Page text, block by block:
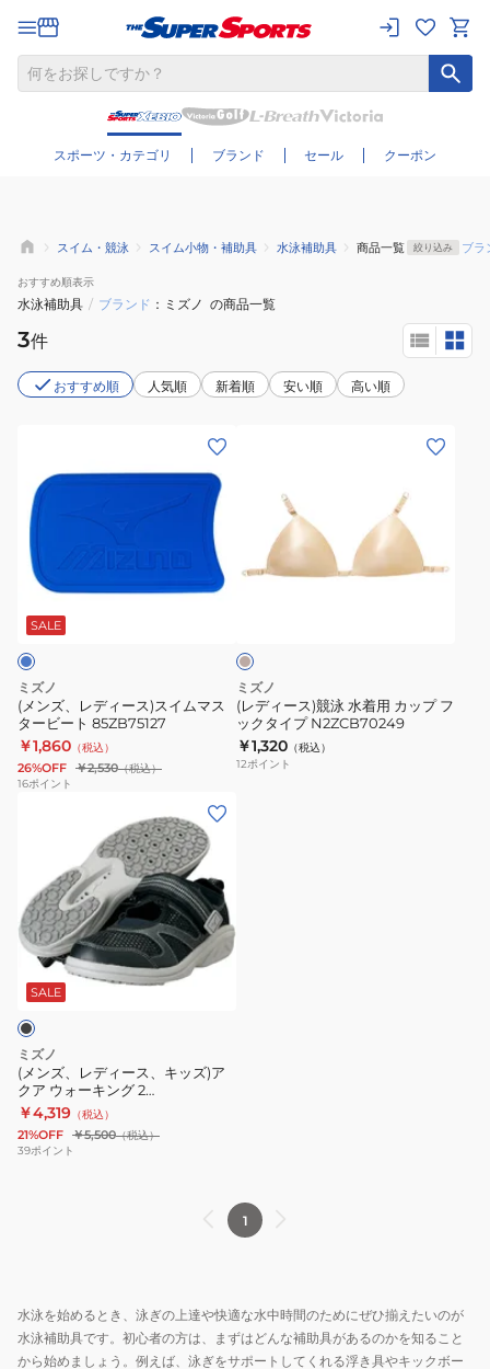
スポーツ・カテゴリ ブランド セール クーポン
さらに絞り込む
スイム・競泳 スイム小物・補助具 水泳補助具 商品一覧 絞り込み ブラ
おすすめ順表示
水泳補助具 / ブランド ミズノ の商品一覧
3件
おすすめ順 人気順 新着順 安い順 高い順
ズ、
レ
デ
ィ
ス)
ス
イ
ム
マ
ス
タ
85ZB75127
SALE
ミズノ
(メンズ、レディース)スイムマス
タービート 85ZB75127
￥1,860 （税込）
26%OFF ￥2,530（税込）
16ポイント
競
着
用
カ
ッ
プ
ベ
ミズノ
(レディース)競泳 水着用 カップ フ
ックタイプ N2ZCB70249
￥1,320 （税込）
12ポイント
デ
ィ
ス、
キ
ッ
ズ)
ア
ク
ア
グ
2
N1GA140009
SALE
ミズノ
(メンズ、レディース、キッズ)ア
クア ウォーキング 2
N1GA140009
￥4,319 （税込）
21%OFF ￥5,500（税込）
39ポイント
1
水泳を始めるとき、泳ぎの上達や快適な水中時間のためにぜひ揃えたいのが
水泳補助具です。初心者の方は、まずはどんな補助具があるのかを知ること
から始めましょう。例えば、泳ぎをサポートしてくれる浮き具やキックボー